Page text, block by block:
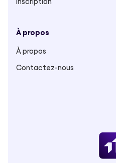
À propos
À propos
Contactez-nous